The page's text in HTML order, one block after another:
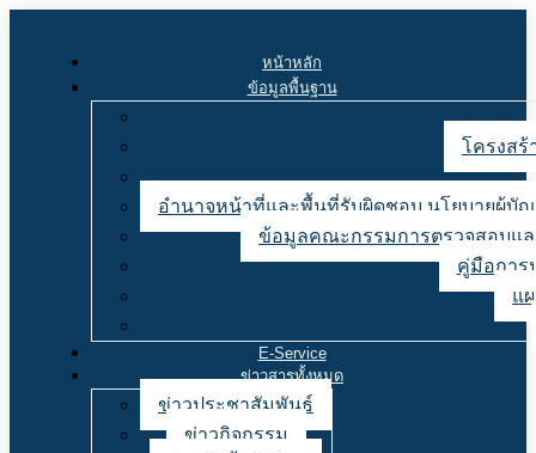
หน้าหลัก
ข้อมูลพื้นฐาน
โครงสร้
อำนาจหน้าที่และพื้นที่รับผิดชอบ นโยบายผู้บั
ข้อมูลคณะกรรมการตรวจสอบแล
คู่มือการ
แ
E-Service
ข่าวสารทั้งหมด
ข่าวประชาสัมพันธ์
ข่าวกิจกรรม